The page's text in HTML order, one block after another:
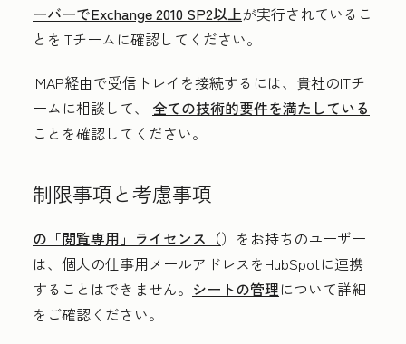
ーバーでExchange 2010 SP2以上が実行されているこ
とをITチームに確認してください。
IMAP経由で受信トレイを接続するには、貴社のITチ
ームに相談して、 全ての技術的要件を満たしている
ことを確認してください。
制限事項と考慮事項
の「閲覧専用」ライセンス（）をお持ちのユーザー
は、個人の仕事用メールアドレスをHubSpotに連携
することはできません。 シートの管理について詳細
をご確認ください。